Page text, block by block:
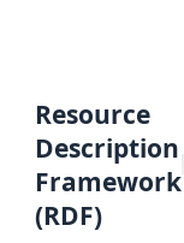
Resource
Description
Framework
(RDF)